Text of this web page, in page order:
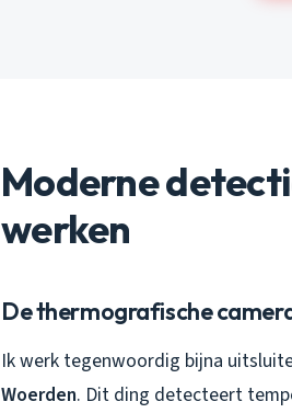
Moderne
werken
De thermografische
Ik werk tegenwoordig bijna
Woerden. Dit ding detecteert